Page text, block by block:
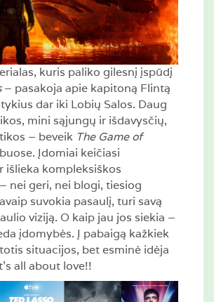
kuris paliko gilesnį įspūdį
– pasakoja apie kapitoną Flintą
dar iki Lobių Salos. Daug
mini sąjungų ir išdavysčių,
– beveik The Game of
Įdomiai keičiasi
išlieka kompleksiškos
nei geri, nei blogi, tiesiog
suvokia pasaulį, turi savą
viziją. O kaip jau jos siekia –
įdomybės. Į pabaigą kažkiek
situacijos, bet esminė idėja
all about love!!